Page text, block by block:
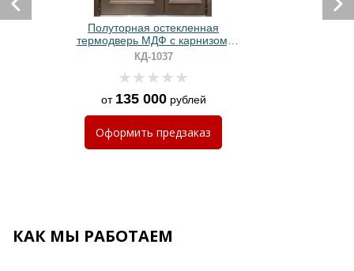
Полуторная остекленная
термодверь МДФ с карнизом,
багетом и кнокером
КД-1037
от 135 000рублей
Оформить предзаказ
КАК МЫ РАБОТАЕМ